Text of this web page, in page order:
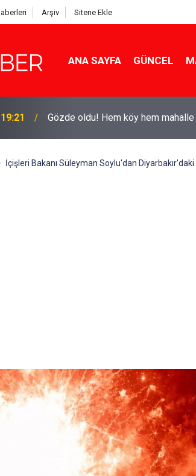
Arşiv Sitene Ekle
ANA SAYFA GÜNCEL
19:21 Gözde oldu! Hem köy hem
İçişleri Bakanı Süleyman Soylu'dan